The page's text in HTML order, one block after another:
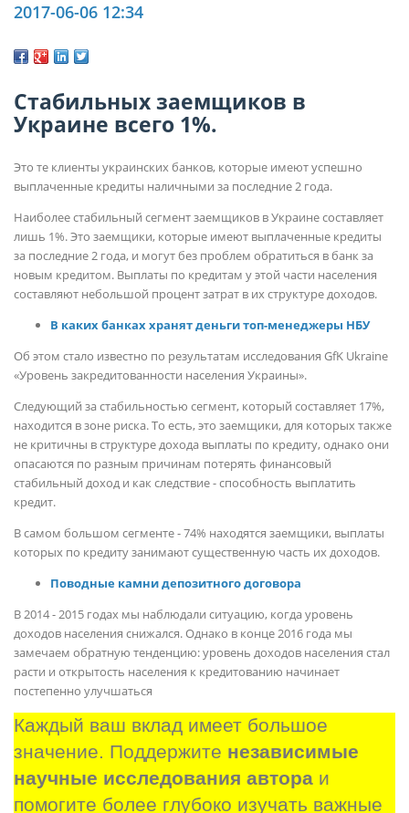
2017-06-06 12:34
Стабильных заемщиков в
Украине всего 1%.
Это те клиенты украинских банков, которые имеют успешно
выплаченные кредиты наличными за последние 2 года.
Наиболее стабильный сегмент заемщиков в Украине составляет
лишь 1%. Это заемщики, которые имеют выплаченные кредиты
за последние 2 года, и могут без проблем обратиться в банк за
новым кредитом. Выплаты по кредитам у этой части населения
составляют небольшой процент затрат в их структуре доходов.
В каких банках хранят деньги топ-менеджеры НБУ
Об этом стало известно по результатам исследования GfK Ukraine
«Уровень закредитованности населения Украины».
Следующий за стабильностью сегмент, который составляет 17%,
находится в зоне риска. То есть, это заемщики, для которых также
не критичны в структуре дохода выплаты по кредиту, однако они
опасаются по разным причинам потерять финансовый
стабильный доход и как следствие - способность выплатить
кредит.
В самом большом сегменте - 74% находятся заемщики, выплаты
которых по кредиту занимают существенную часть их доходов.
Поводные камни депозитного договора
В 2014 - 2015 годах мы наблюдали ситуацию, когда уровень
доходов населения снижался. Однако в конце 2016 года мы
замечаем обратную тенденцию: уровень доходов населения стал
расти и открытость населения к кредитованию начинает
постепенно улучшаться
Каждый ваш вклад имеет большое
значение. Поддержите независимые
научные исследования автора и
помогите более глубоко изучать важные